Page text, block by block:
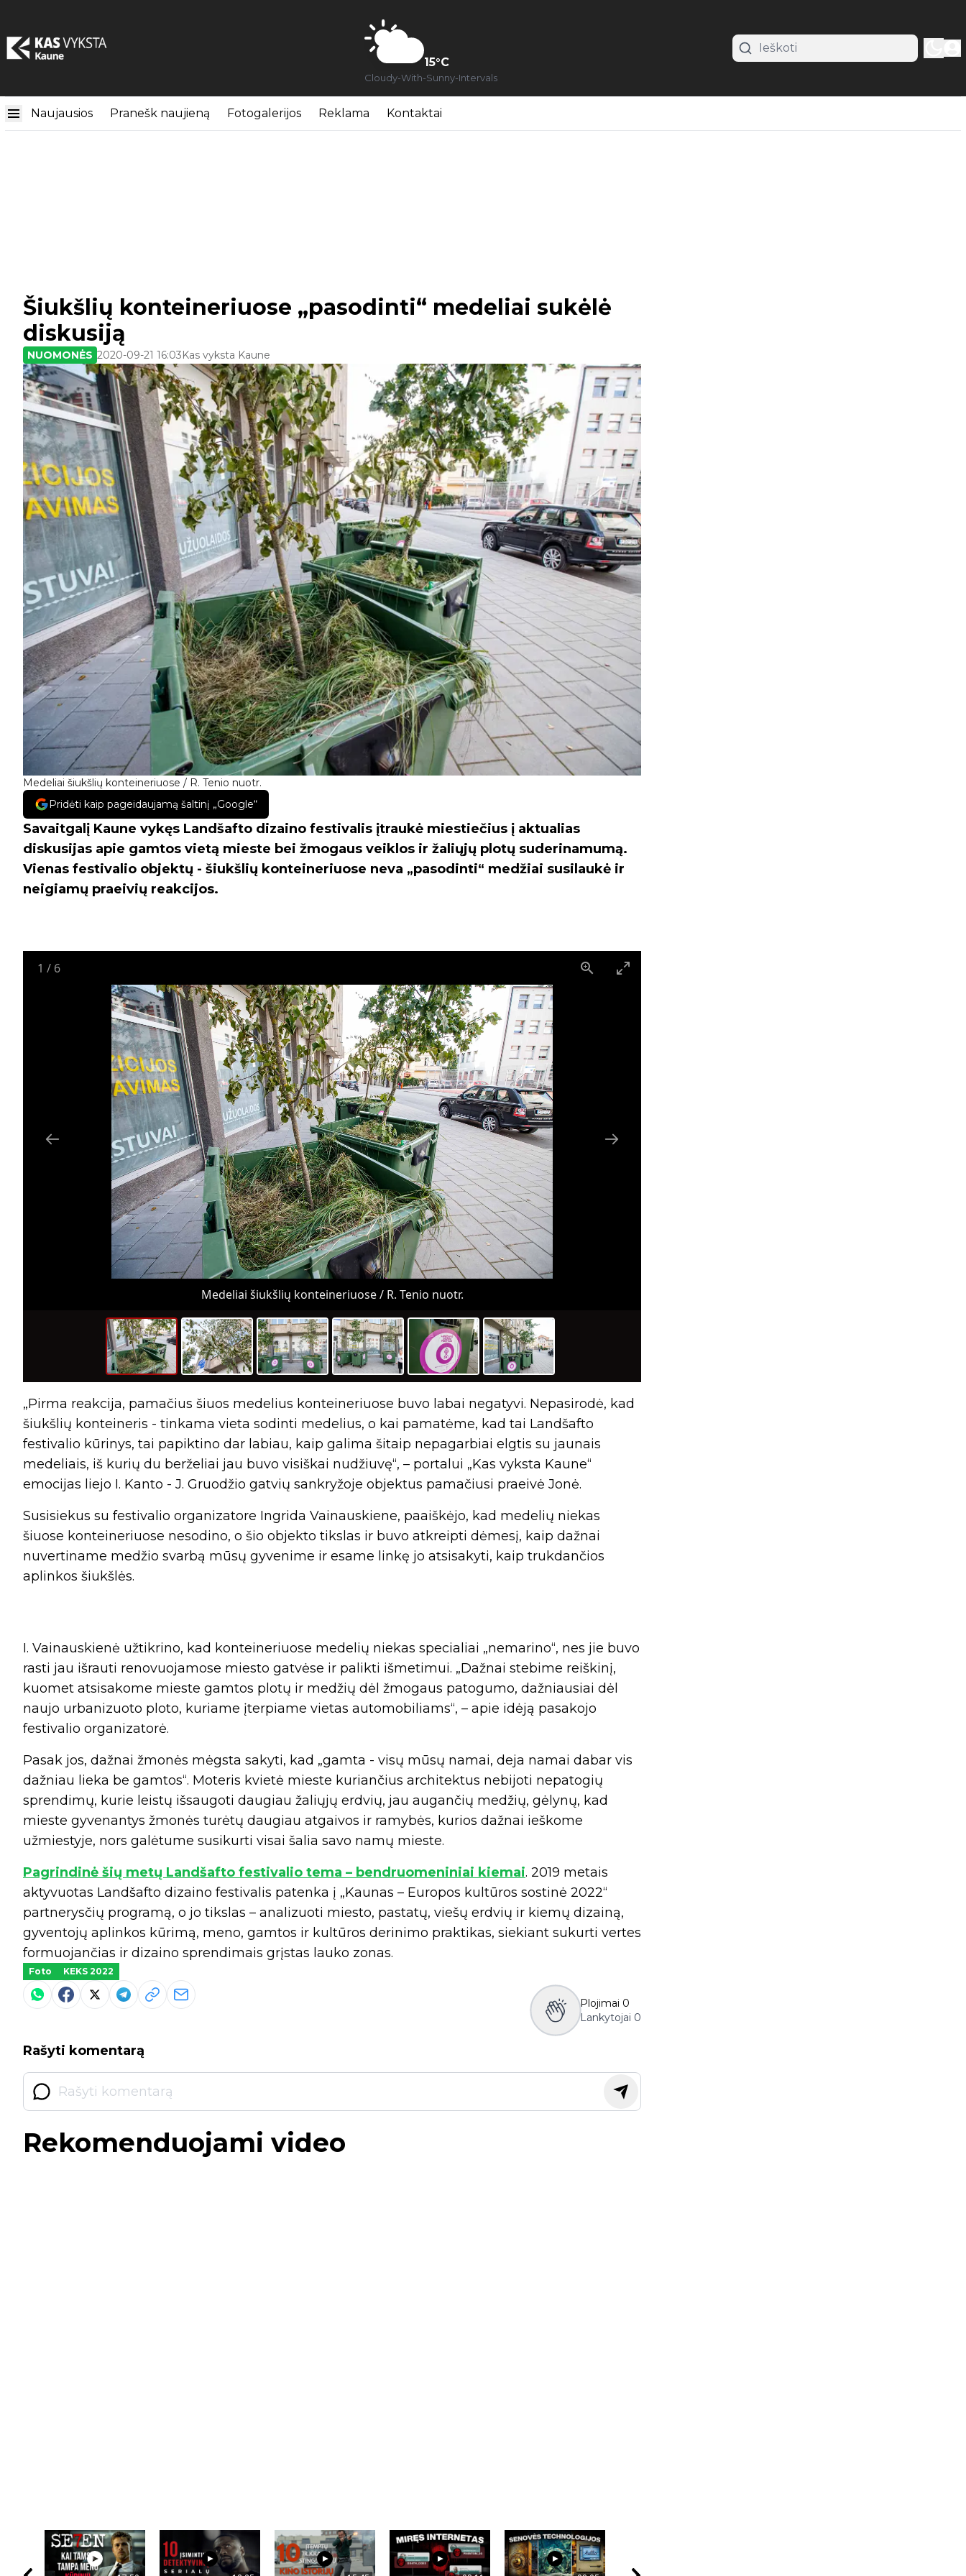
15°C
Cloudy-With-Sunny-Intervals
Naujausios Pranešk naujieną Fotogalerijos Reklama Kontaktai
Medeliai šiukšlių konteineriuose / R. Tenio nuotr.
Šiukšlių konteineriuose „pasodinti“ medeliai sukėlė
diskusiją
NUOMONĖS 2020-09-21 16:03Kas vyksta Kaune
Pridėti kaip pageidaujamą šaltinį „Google“
Savaitgalį Kaune vykęs Landšafto dizaino festivalis įtraukė miestiečius į aktualias
diskusijas apie gamtos vietą mieste bei žmogaus veiklos ir žaliųjų plotų suderinamumą.
Vienas festivalio objektų - šiukšlių konteineriuose neva „pasodinti“ medžiai susilaukė ir
neigiamų praeivių reakcijos.
1 / 6
Medeliai šiukšlių konteineriuose / R. Tenio nuotr.
„Pirma reakcija, pamačius šiuos medelius konteineriuose buvo labai negatyvi. Nepasirodė, kad
šiukšlių konteineris - tinkama vieta sodinti medelius, o kai pamatėme, kad tai Landšafto
festivalio kūrinys, tai papiktino dar labiau, kaip galima šitaip nepagarbiai elgtis su jaunais
medeliais, iš kurių du berželiai jau buvo visiškai nudžiuvę“, – portalui „Kas vyksta Kaune“
emocijas liejo I. Kanto - J. Gruodžio gatvių sankryžoje objektus pamačiusi praeivė Jonė.
Susisiekus su festivalio organizatore Ingrida Vainauskiene, paaiškėjo, kad medelių niekas
šiuose konteineriuose nesodino, o šio objekto tikslas ir buvo atkreipti dėmesį, kaip dažnai
nuvertiname medžio svarbą mūsų gyvenime ir esame linkę jo atsisakyti, kaip trukdančios
aplinkos šiukšlės.
I. Vainauskienė užtikrino, kad konteineriuose medelių niekas specialiai „nemarino“, nes jie buvo
rasti jau išrauti renovuojamose miesto gatvėse ir palikti išmetimui. „Dažnai stebime reiškinį,
kuomet atsisakome mieste gamtos plotų ir medžių dėl žmogaus patogumo, dažniausiai dėl
naujo urbanizuoto ploto, kuriame įterpiame vietas automobiliams“, – apie idėją pasakojo
festivalio organizatorė.
Pasak jos, dažnai žmonės mėgsta sakyti, kad „gamta - visų mūsų namai, deja namai dabar vis
dažniau lieka be gamtos“. Moteris kvietė mieste kuriančius architektus nebijoti nepatogių
sprendimų, kurie leistų išsaugoti daugiau žaliųjų erdvių, jau augančių medžių, gėlynų, kad
mieste gyvenantys žmonės turėtų daugiau atgaivos ir ramybės, kurios dažnai ieškome
užmiestyje, nors galėtume susikurti visai šalia savo namų mieste.
Pagrindinė šių metų Landšafto festivalio tema – bendruomeniniai kiemai. 2019 metais
aktyvuotas Landšafto dizaino festivalis patenka į „Kaunas – Europos kultūros sostinė 2022“
partnerysčių programą, o jo tikslas – analizuoti miesto, pastatų, viešų erdvių ir kiemų dizainą,
gyventojų aplinkos kūrimą, meno, gamtos ir kultūros derinimo praktikas, siekiant sukurti vertes
formuojančias ir dizaino sprendimais grįstas lauko zonas.
Foto KEKS 2022
Plojimai 0
Lankytojai 0
Rašyti komentarą
Rekomenduojami video